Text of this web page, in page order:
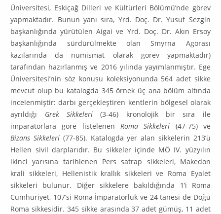
Üniversitesi, Eskiçağ Dilleri ve Kültürleri Bölümü’nde görev
yap­mak­tadır. Bunun yanı sıra, Yrd. Doç. Dr. Yusuf Sezgin
başkanlığında yürütülen Aigai ve Yrd. Doç. Dr. Akın Ersoy
başkanlığında sürdürülmekte olan Smyrna Agorası
kazılarında da nümismat olarak görev yapmaktadır)
tarafından hazır­lanmış ve 2016 yılında yayımlanmıştır. Ege
Üniversitesi’nin söz konusu kolek­si­yonunda 564 adet sikke
mevcut olup bu katalogda 345 örnek üç ana bölüm altında
incelenmiştir: darbı gerçekleştiren kentlerin bölgesel olarak
ayrıldığı Grek Sikkeleri(3-46) kronolojik bir sıra ile
imparatorlara göre listele­nen Roma Sikkeleri (47-75) ve
Bizans Sikkeleri (77-85). Katalogda yer alan sikkelerin 213’ü
Hellen sivil darplarıdır. Bu sikkeler içinde MÖ IV. yüzyılın
ikinci yarısına tarihlenen Pers satrap sikkeleri, Makedon
krali sikkeleri, Hellenistik krallık sik­keleri ve Roma Eyalet
sikkeleri bulunur. Diğer sikkelere bakıldığında 1’i Ro­ma
Cumhuriyet, 107’si Roma İmparatorluk ve 24 tanesi de Doğu
Roma sikke­sidir. 345 sikke arasında 37 adet gümüş, 11 adet